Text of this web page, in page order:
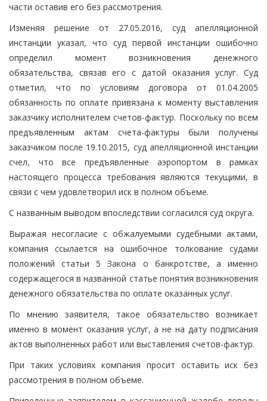
части оставив его без рассмотрения.
Изменяя решение от 27.05.2016, суд апелляционной
инстанции указал, что суд первой инстанции ошибочно
определил момент возникновения денежного
обязательства, связав его с датой оказания услуг. Суд
отметил, что по условиям договора от 01.04.2005
обязанность по оплате привязана к моменту выставления
заказчику исполнителем счетов-фактур. Поскольку по всем
предъявленным актам счета-фактуры были получены
заказчиком после 19.10.2015, суд апелляционной инстанции
счел, что все предъявленные аэропортом в рамках
настоящего процесса требования являются текущими, в
связи с чем удовлетворил иск в полном объеме.
С названным выводом впоследствии согласился суд округа.
Выражая несогласие с обжалуемыми судебными актами,
компания ссылается на ошибочное толкование судами
положений статьи 5 Закона о банкротстве, а именно
содержащегося в названной статье понятия возникновения
денежного обязательства по оплате оказанных услуг.
По мнению заявителя, такое обязательство возникает
именно в момент оказания услуг, а не на дату подписания
актов выполненных работ или выставления счетов-фактур.
При таких условиях компания просит оставить иск без
рассмотрения в полном объеме.